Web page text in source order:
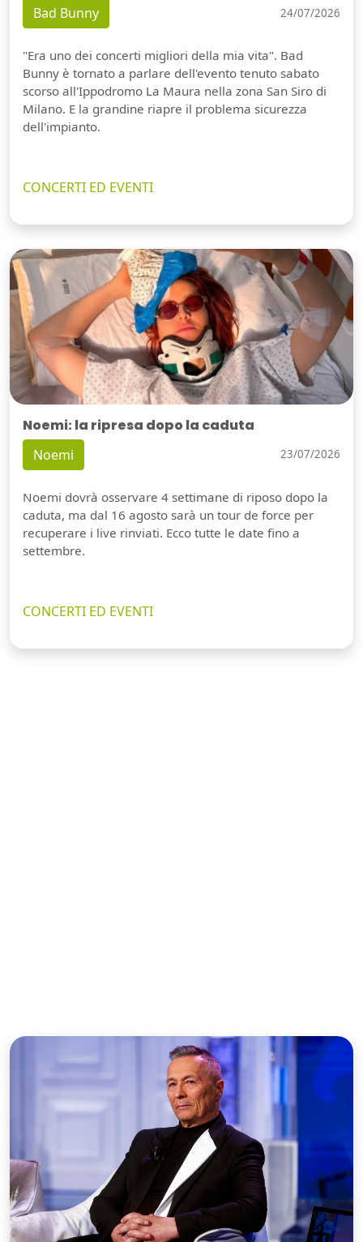
Bad Bunny 24/07/2026
"Era uno dei concerti migliori della mia vita". Bad
Bunny è tornato a parlare dell'evento tenuto sabato
scorso all'Ippodromo La Maura nella zona San Siro di
Milano. E la grandine riapre il problema sicurezza
dell'impianto.
CONCERTI ED EVENTI
Noemi: la ripresa dopo la caduta
Noemi 23/07/2026
Noemi dovrà osservare 4 settimane di riposo dopo la
caduta, ma dal 16 agosto sarà un tour de force per
recuperare i live rinviati. Ecco tutte le date fino a
settembre.
CONCERTI ED EVENTI